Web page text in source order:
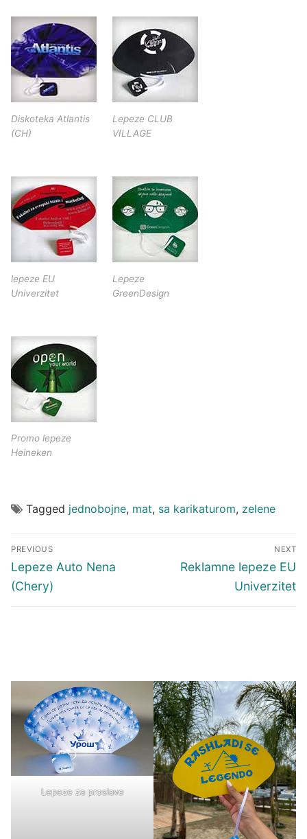
Diskoteka Atlantis
(CH)
Lepeze CLUB
VILLAGE
lepeze EU
Univerzitet
Lepeze
GreenDesign
Promo lepeze
Heineken
Tagged jednobojne, mat, sa karikaturom, zelene
Kretanje
članka
PREVIOUS
Previous
post:
Lepeze Auto Nena
(Chery)
NEXT
Next
Reklamne lepeze EU
Univerzitet
Lepeze za proslave